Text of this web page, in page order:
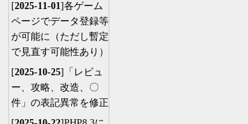
[2025-11-01]各ゲーム
ページでデータ登録等
が可能に（ただし暫定
で見直す可能性あり）
[2025-10-25]「レビュ
ー、攻略、改造、〇
件」の表記異常を修正